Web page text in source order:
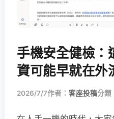
手機安全健檢：
資可能早就在外
2026/7/7作者： 客座投稿分類